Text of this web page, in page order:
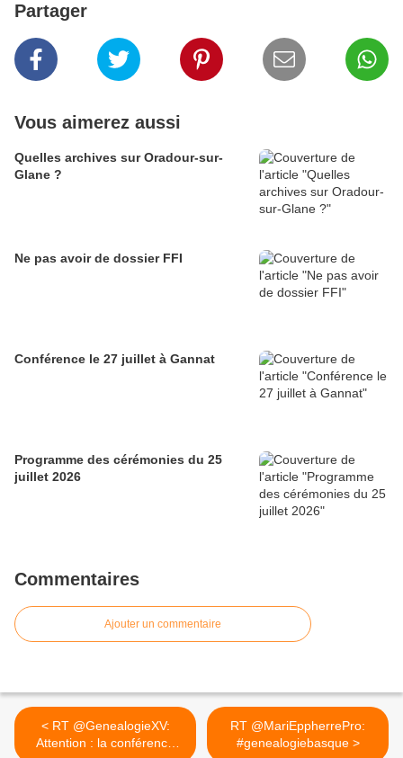
Partager
Vous aimerez aussi
Quelles archives sur Oradour-sur-
Glane ?
Ne pas avoir de dossier FFI
Conférence le 27 juillet à Gannat
Programme des cérémonies du 25
juillet 2026
Commentaires
Ajouter un commentaire
< RT @GenealogieXV:
Attention : la conférence
RT @MariEppherrePro:
#genealogiebasque >